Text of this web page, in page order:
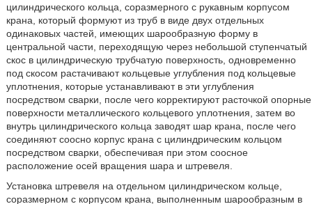
цилиндрического кольца, соразмерного с рукавным корпусом
крана, который формуют из труб в виде двух отдельных
одинаковых частей, имеющих шарообразную форму в
центральной части, переходящую через небольшой ступенчатый
скос в цилиндрическую трубчатую поверхность, одновременно
под скосом растачивают кольцевые углубления под кольцевые
уплотнения, которые устанавливают в эти углубления
посредством сварки, после чего корректируют расточкой опорные
поверхности металлического кольцевого уплотнения, затем во
внутрь цилиндрического кольца заводят шар крана, после чего
соединяют соосно корпус крана с цилиндрическим кольцом
посредством сварки, обеспечивая при этом соосное
расположение осей вращения шара и штревеля.
Установка штревеля на отдельном цилиндрическом кольце,
соразмерном с корпусом крана, выполненным шарообразным в